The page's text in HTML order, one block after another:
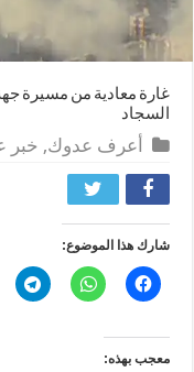
غارة معادية من مسيرة
السجاد
أعرف عدوك, خبر
شارك هذا الموضوع:
معجب بهذه: